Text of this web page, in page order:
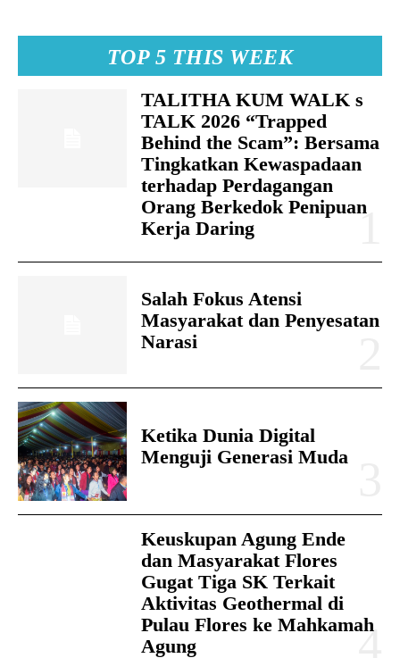
TOP 5 THIS WEEK
TALITHA KUM WALK s
TALK 2026 “Trapped
Behind the Scam”: Bersama
Tingkatkan Kewaspadaan
terhadap Perdagangan
Orang Berkedok Penipuan
Kerja Daring
Salah Fokus Atensi
Masyarakat dan Penyesatan
Narasi
Ketika Dunia Digital
Menguji Generasi Muda
Keuskupan Agung Ende
dan Masyarakat Flores
Gugat Tiga SK Terkait
Aktivitas Geothermal di
Pulau Flores ke Mahkamah
Agung